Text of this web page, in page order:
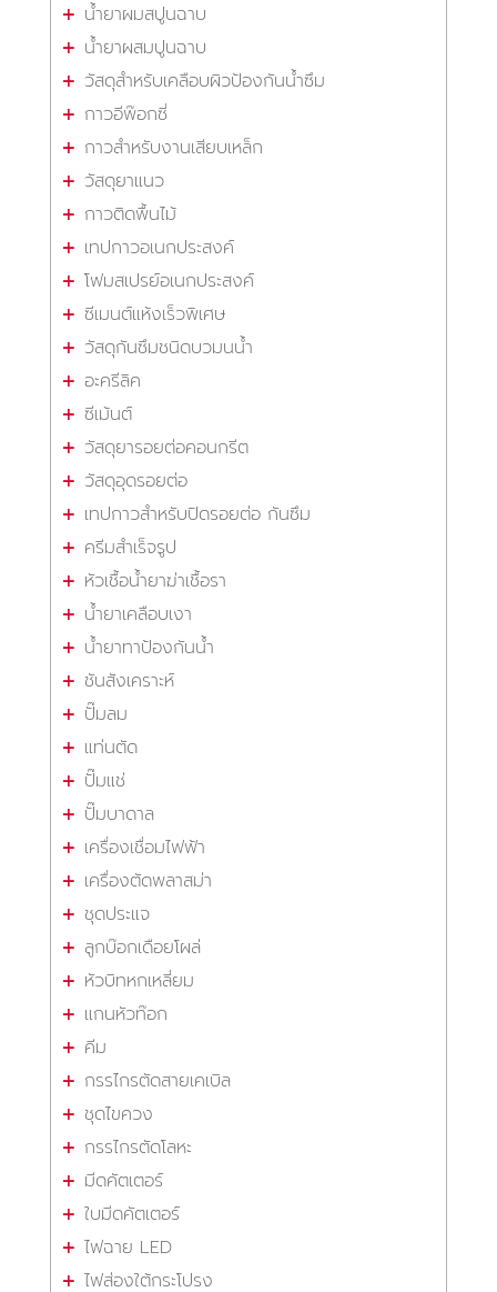
น้ำยาผมสปูนฉาบ
น้ำยาผสมปูนฉาบ
วัสดุสำหรับเคลือบผิวป้องกันน้ำซึม
กาวอีพ๊อกซี่
กาวสำหรับงานเสียบเหล็ก
วัสดุยาแนว
กาวติดพื้นไม้
เทปกาวอเนกประสงค์
โฟมสเปรย์อเนกประสงค์
ซีเมนต์แห้งเร็วพิเศษ
วัสดุกันซึมชนิดบวมนน้ำ
อะครีลิค
ซีเม้นต์
วัสดุยารอยต่อคอนกรีต
วัสดุอุดรอยต่อ
เทปกาวสำหรับปิดรอยต่อ กันซึม
ครีมสำเร็จรูป
หัวเชื้อน้ำยาฆ่าเชื้อรา
น้ำยาเคลือบเงา
น้ำยาทาป้องกันน้ำ
ชันสังเคราะห์
ปั๊มลม
แท่นตัด
ปั๊มแช่
ปั๊มบาดาล
เครื่องเชื่อมไฟฟ้า
เครื่องตัดพลาสม่า
ชุดประแจ
ลูกบ๊อกเดือยโผล่
หัวบิทหกเหลี่ยม
แกนหัวท๊อก
คีม
กรรไกรตัดสายเคเบิล
ชุดไขควง
กรรไกรตัดโลหะ
มีดคัตเตอร์
ใบมีดคัตเตอร์
ไฟฉาย LED
ไฟส่องใต้กระโปรง